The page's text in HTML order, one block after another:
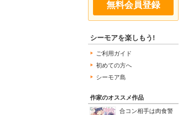
無料会員登録
シーモアを楽しもう!
ご利用ガイド
初めての方へ
シーモア島
作家のオススメ作品
合コン相手は肉食警